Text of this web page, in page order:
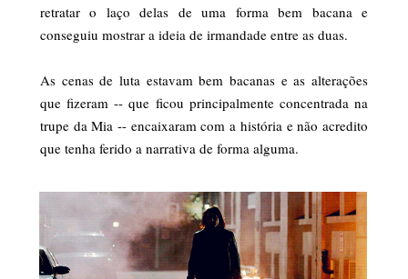
retratar o laço delas de uma forma bem bacana e
conseguiu mostrar a ideia de irmandade entre as duas.
As cenas de luta estavam bem bacanas e as alterações
que fizeram -- que ficou principalmente concentrada na
trupe da Mia -- encaixaram com a história e não acredito
que tenha ferido a narrativa de forma alguma.